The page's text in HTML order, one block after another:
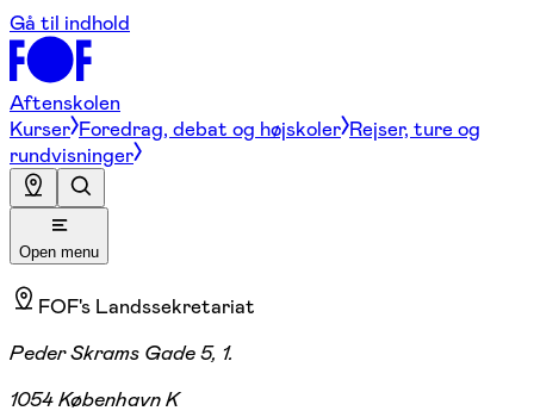
Gå til indhold
Aftenskolen
Kurser Foredrag, debat og højskoler Rejser, ture og
rundvisninger
Open menu
FOF's Landssekretariat
Peder Skrams Gade 5, 1.
1054 København K